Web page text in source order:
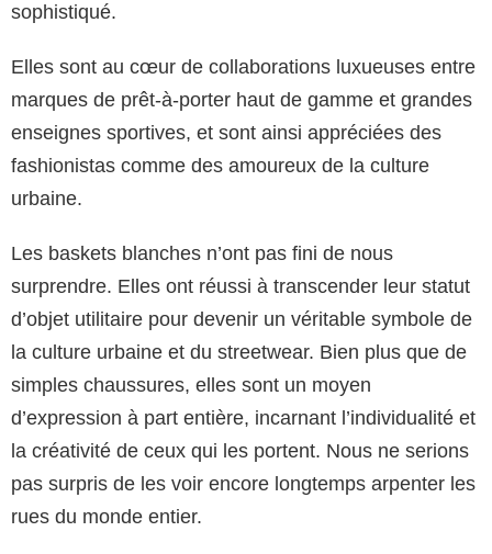
sophistiqué.
Elles sont au cœur de collaborations luxueuses entre
marques de prêt-à-porter haut de gamme et grandes
enseignes sportives, et sont ainsi appréciées des
fashionistas comme des amoureux de la culture
urbaine.
Les baskets blanches n’ont pas fini de nous
surprendre. Elles ont réussi à transcender leur statut
d’objet utilitaire pour devenir un véritable symbole de
la culture urbaine et du streetwear. Bien plus que de
simples chaussures, elles sont un moyen
d’expression à part entière, incarnant l’individualité et
la créativité de ceux qui les portent. Nous ne serions
pas surpris de les voir encore longtemps arpenter les
rues du monde entier.